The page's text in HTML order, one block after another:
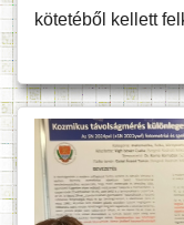
kötetéből kellett